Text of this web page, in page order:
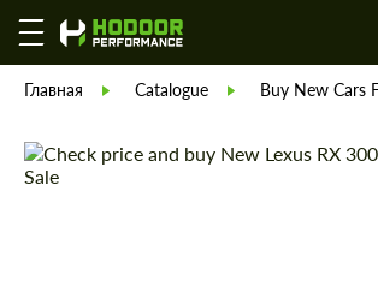
Главная Catalogue Buy New Cars